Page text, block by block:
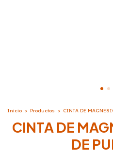
Inicio > Productos > CINTA DE
CINTA DE
DE